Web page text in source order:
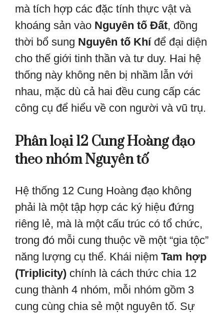
mà tích hợp các đặc tính thực vật và
khoáng sản vào Nguyên tố Đất, đồng
thời bổ sung Nguyên tố Khíđể đại diện
cho thế giới tinh thần và tư duy. Hai hệ
thống này không nên bị nhầm lẫn với
nhau, mặc dù cả hai đều cung cấp các
công cụ để hiểu về con người và vũ trụ.
Phân loại 12 Cung Hoàng đạo
theo nhóm Nguyên tố
Hệ thống 12 Cung Hoàng đạo không
phải là một tập hợp các ký hiệu đứng
riêng lẻ, mà là một cấu trúc có tổ chức,
trong đó mỗi cung thuộc về một “gia tộc”
năng lượng cụ thể. Khái niệm Tam hợp
(Triplicity) chính là cách thức chia 12
cung thành 4 nhóm, mỗi nhóm gồm 3
cung cùng chia sẻ một nguyên tố. Sự